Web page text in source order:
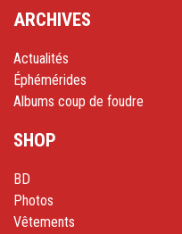
ARCHIVES
Actualités
Éphémérides
Albums coup de foudre
SHOP
BD
Photos
Vêtements